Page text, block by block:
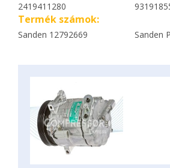
2419411280
Termék számok:
Sanden 12792669 Sanden